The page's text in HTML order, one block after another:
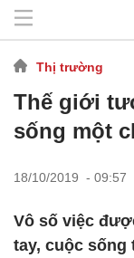
Thị trường
Thế giới
sống một
18/10/2019 - 09:57
Vô số việc
tay, cuộc